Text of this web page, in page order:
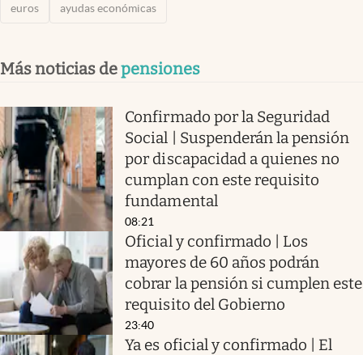
euros ayudas económicas
Más noticias depensiones
Confirmado por la Seguridad
Social | Suspenderán la pensión
por discapacidad a quienes no
cumplan con este requisito
fundamental
08:21
Oficial y confirmado | Los
mayores de 60 años podrán
cobrar la pensión si cumplen este
requisito del Gobierno
23:40
Ya es oficial y confirmado | El